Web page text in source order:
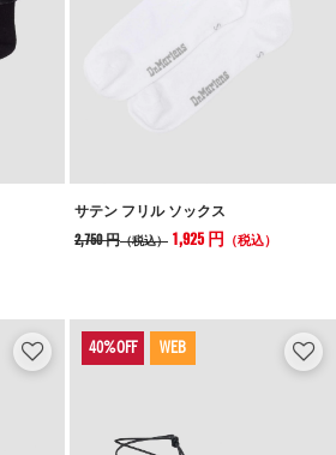
サテン フリル ソックス
2,750 円（税込） 1,925 円 （税込）
WEB